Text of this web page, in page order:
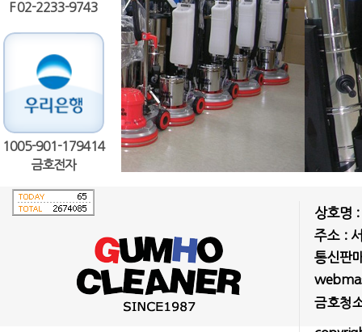
F 02-2233-9743
1005-901-179414
금호전자
상호명
주소 :
통신판
금호청